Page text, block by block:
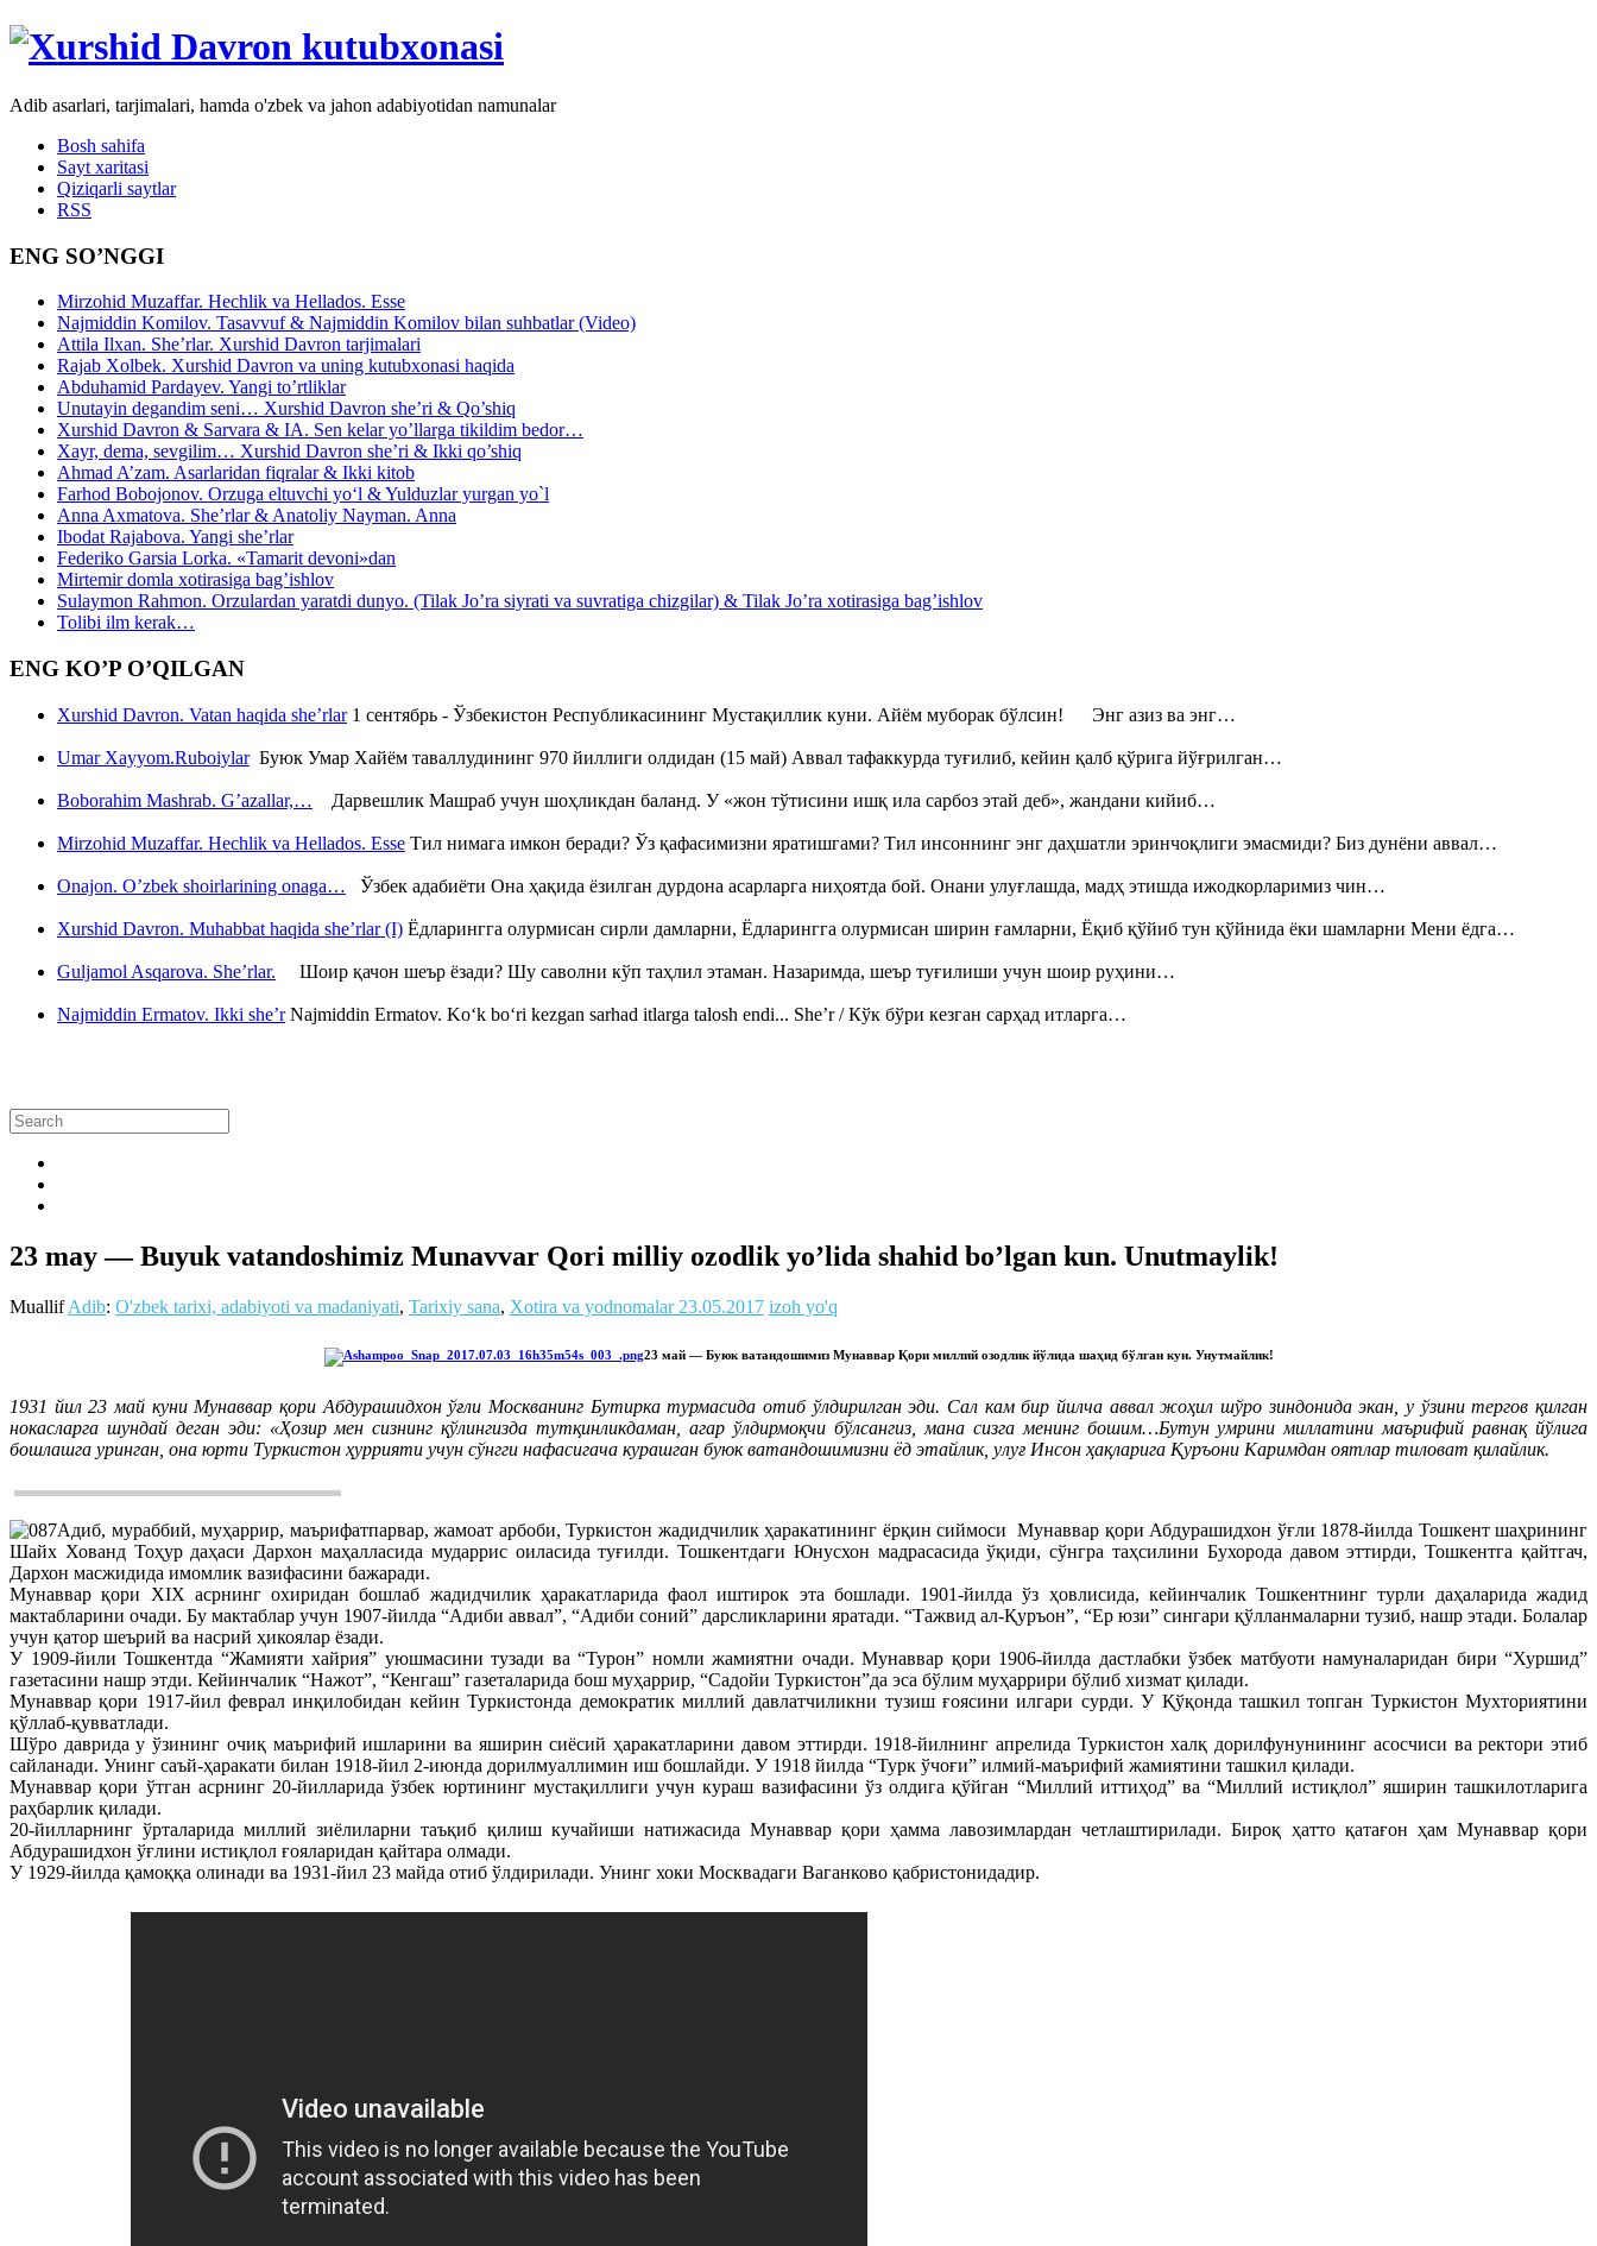
Adib asarlari, tarjimalari, hamda o'zbek va jahon adabiyotidan namunalar
Bosh sahifa
Sayt xaritasi
Qiziqarli saytlar
RSS
ENG SO’NGGI
Mirzohid Muzaffar. Hechlik va Hellados. Esse
Najmiddin Komilov. Tasavvuf & Najmiddin Komilov bilan suhbatlar (Video)
Attila Ilxan. She’rlar. Xurshid Davron tarjimalari
Rajab Xolbek. Xurshid Davron va uning kutubxonasi haqida
Abduhamid Pardayev. Yangi to’rtliklar
Unutayin degandim seni… Xurshid Davron she’ri & Qo’shiq
Xurshid Davron & Sarvara & IA. Sen kelar yo’llarga tikildim bedor…
Xayr, dema, sevgilim… Xurshid Davron she’ri & Ikki qo’shiq
Ahmad A’zam. Asarlaridan fiqralar & Ikki kitob
Farhod Bobojonov. Orzuga eltuvchi yo‘l & Yulduzlar yurgan yo`l
Anna Axmatova. She’rlar & Anatoliy Nayman. Anna
Ibodat Rajabova. Yangi she’rlar
Federiko Garsia Lorka. «Tamarit devoni»dan
Mirtemir domla xotirasiga bag’ishlov
Sulaymon Rahmon. Orzulardan yaratdi dunyo. (Tilak Jo’ra siyrati va suvratiga chizgilar) & Tilak Jo’ra xotirasiga bag’ishlov
Tolibi ilm kerak…
ENG KO’P O’QILGAN
Xurshid Davron. Vatan haqida she’rlar1 сентябрь - Ўзбекистон Республикасининг Мустақиллик куни. Айём муборак бўлсин! Энг азиз ва энг…
Umar Xayyom.RuboiylarБуюк Умар Хайём таваллудининг 970 йиллиги олдидан (15 май) Аввал тафаккурда туғилиб, кейин қалб қўрига йўғрилган…
Boborahim Mashrab. G’azallar,… Дарвешлик Машраб учун шоҳликдан баланд. У «жон тўтисини ишқ ила сарбоз этай деб», жандани кийиб…
Mirzohid Muzaffar. Hechlik va Hellados. Esse Тил нимага имкон беради? Ўз қафасимизни яратишгами? Тил инсоннинг энг даҳшатли эринчоқлиги эмасмиди? Биз дунёни аввал…
Onajon. O’zbek shoirlarining onaga… Ўзбек адабиёти Она ҳақида ёзилган дурдона асарларга ниҳоятда бой. Онани улуғлашда, мадҳ этишда ижодкорларимиз чин…
Xurshid Davron. Muhabbat haqida she’rlar (I) Ёдларингга олурмисан сирли дамларни, Ёдларингга олурмисан ширин ғамларни, Ёқиб қўйиб тун қўйнида ёки шамларни Мени ёдга…
Guljamol Asqarova. She’rlar. Шоир қачон шеър ёзади? Шу саволни кўп таҳлил этаман. Назаримда, шеър туғилиши учун шоир руҳини…
Najmiddin Ermatov. Ikki she’rNajmiddin Ermatov. Ko‘k bo‘ri kezgan sarhad itlarga talosh endi... She’r / Кўк бўри кезган сарҳад итларга…
23 may — Buyuk vatandoshimiz Munavvar Qori milliy ozodlik yo’lida shahid bo’lgan kun. Unutmaylik!
MuallifAdib: O'zbek tarixi, adabiyoti va madaniyati, Tarixiy sana, Xotira va yodnomalar 23.05.2017 izoh yo'q
23 май — Буюк ватандошимиз Мунаввар Қори миллий озодлик йўлида шаҳид бўлган кун. Унутмайлик!
1931 йил 23 май куни Мунаввар қори Абдурашидхон ўғли Москванинг Бутирка турмасида отиб ўлдирилган эди. Сал кам бир йилча аввал жоҳил шўро зиндонида экан, у ўзини тергов қилган
нокасларга шундай деган эди: «Ҳозир мен сизнинг қўлингизда тутқинликдаман, агар ўлдирмоқчи бўлсангиз, мана сизга менинг бошим…Бутун умрини миллатини маърифий равнақ йўлига
бошлашга уринган, она юрти Туркистон ҳуррияти учун сўнгги нафасигача курашган буюк ватандошимизни ёд этайлик, улуғ Инсон ҳақларига Қуръони Каримдан оятлар тиловат қилайлик.
Адиб, мураббий, муҳаррир, маърифатпарвар, жамоат арбоби, Туркистон жадидчилик ҳаракатининг ёрқин сиймоси Мунаввар қори Абдурашидхон ўғли 1878-йилда Тошкент шаҳрининг
Шайх Хованд Тоҳур даҳаси Дархон маҳалласида мударрис оиласида туғилди. Тошкентдаги Юнусхон мадрасасида ўқиди, сўнгра таҳсилини Бухорода давом эттирди, Тошкентга қайтгач,
Дархон масжидида имомлик вазифасини бажаради.
Мунаввар қори ХIХ асрнинг охиридан бошлаб жадидчилик ҳаракатларида фаол иштирок эта бошлади. 1901-йилда ўз ҳовлисида, кейинчалик Тошкентнинг турли даҳаларида жадид
мактабларини очади. Бу мактаблар учун 1907-йилда “Адиби аввал”, “Адиби соний” дарсликларини яратади. “Тажвид ал-Қуръон”, “Ер юзи” сингари қўлланмаларни тузиб, нашр этади. Болалар
учун қатор шеърий ва насрий ҳикоялар ёзади.
У 1909-йили Тошкентда “Жамияти хайрия” уюшмасини тузади ва “Турон” номли жамиятни очади. Мунаввар қори 1906-йилда дастлабки ўзбек матбуоти намуналаридан бири “Хуршид”
газетасини нашр этди. Кейинчалик “Нажот”, “Кенгаш” газеталарида бош муҳаррир, “Садойи Туркистон”да эса бўлим муҳаррири бўлиб хизмат қилади.
Мунаввар қори 1917-йил феврал инқилобидан кейин Туркистонда демократик миллий давлатчиликни тузиш ғоясини илгари сурди. У Қўқонда ташкил топган Туркистон Мухториятини
қўллаб-қувватлади.
Шўро даврида у ўзининг очиқ маърифий ишларини ва яширин сиёсий ҳаракатларини давом эттирди. 1918-йилнинг апрелида Туркистон халқ дорилфунунининг асосчиси ва ректори этиб
сайланади. Унинг саъй-ҳаракати билан 1918-йил 2-июнда дорилмуаллимин иш бошлайди. У 1918 йилда “Турк ўчоғи” илмий-маърифий жамиятини ташкил қилади.
Мунаввар қори ўтган асрнинг 20-йилларида ўзбек юртининг мустақиллиги учун кураш вазифасини ўз олдига қўйган “Миллий иттиҳод” ва “Миллий истиқлол” яширин ташкилотларига
раҳбарлик қилади.
20-йилларнинг ўрталарида миллий зиёлиларни таъқиб қилиш кучайиши натижасида Мунаввар қори ҳамма лавозимлардан четлаштирилади. Бироқ ҳатто қатағон ҳам Мунаввар қори
Абдурашидхон ўғлини истиқлол ғояларидан қайтара олмади.
У 1929-йилда қамоққа олинади ва 1931-йил 23 майда отиб ўлдирилади. Унинг хоки Москвадаги Ваганково қабристонидадир.